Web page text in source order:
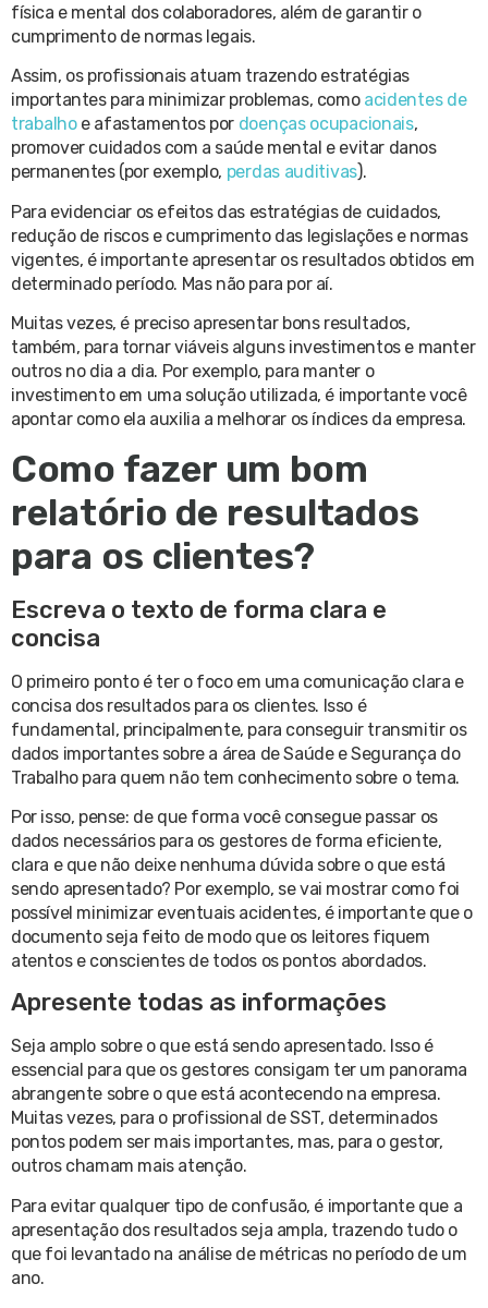
física e mental dos colaboradores, além de garantir o
cumprimento de normas legais.
Assim, os profissionais atuam trazendo estratégias
importantes para minimizar problemas, comoacidentes de
trabalhoe afastamentos por doenças ocupacionais,
promover cuidados com a saúde mental e evitar danos
permanentes (por exemplo, perdas auditivas).
Para evidenciar os efeitos das estratégias de cuidados,
redução de riscos e cumprimento das legislações e normas
vigentes, é importante apresentar os resultados obtidos em
determinado período. Mas não para por aí.
Muitas vezes, é preciso apresentar bons resultados,
também, para tornar viáveis alguns investimentos e manter
outros no dia a dia. Por exemplo, para manter o
investimento em uma solução utilizada, é importante você
apontar como ela auxilia a melhorar os índices da empresa.
Como fazer um bom
relatório de resultados
para os clientes?
Escreva o texto de forma clara e
concisa
O primeiro ponto é ter o foco em uma comunicação clara e
concisa dos resultados para os clientes. Isso é
fundamental, principalmente, para conseguir transmitir os
dados importantes sobre a área de Saúde e Segurança do
Trabalho para quem não tem conhecimento sobre o tema.
Por isso, pense: de que forma você consegue passar os
dados necessários para os gestores de forma eficiente,
clara e que não deixe nenhuma dúvida sobre o que está
sendo apresentado? Por exemplo, se vai mostrar como foi
possível minimizar eventuais acidentes, é importante que o
documento seja feito de modo que os leitores fiquem
atentos e conscientes de todos os pontos abordados.
Apresente todas as informações
Seja amplo sobre o que está sendo apresentado. Isso é
essencial para que os gestores consigam ter um panorama
abrangente sobre o que está acontecendo na empresa.
Muitas vezes, para o profissional de SST, determinados
pontos podem ser mais importantes, mas, para o gestor,
outros chamam mais atenção.
Para evitar qualquer tipo de confusão, é importante que a
apresentação dos resultados seja ampla, trazendo tudo o
que foi levantado na análise de métricas no período de um
ano.